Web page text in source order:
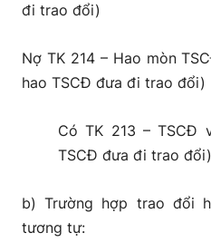
đi trao đổi)
Nợ TK 214 – Hao mòn
hao TSCĐ đưa đi trao đổi)
Có TK 213 – TSCĐ
TSCĐ đưa đi trao
b) Trường hợp trao đổi
tương tự: